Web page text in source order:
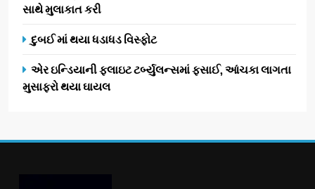
સાથે મુલાકાત કરી
દુબઈ માં થયા ધડાધડ વિસ્ફોટ
એર ઇન્ડિયાની ફ્લાઇટ ટર્બ્યુલન્સમાં ફસાઈ, આંચકા લાગતા
મુસાફરો થયા ઘાયલ